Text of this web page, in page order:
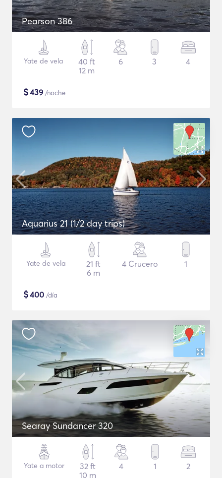
Pearson 386
Yate de vela
40 ft
12 m
6 3 4
$439 /noche
Aquarius 21 (1/2 day trips)
Yate de vela
21 ft
6 m
4 Crucero 1
$400 /día
Searay Sundancer 320
Yate a motor
32 ft
10 m
4 1 2